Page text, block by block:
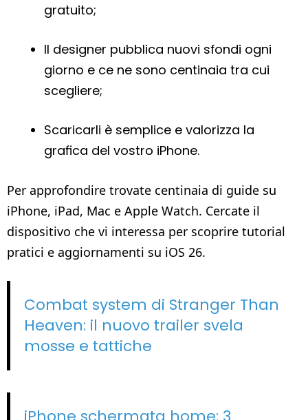
gratuito;
Il designer pubblica nuovi sfondi ogni
giorno e ce ne sono centinaia tra cui
scegliere;
Scaricarli è semplice e valorizza la
grafica del vostro iPhone.
Per approfondire trovate centinaia di guide su
iPhone, iPad, Mac e Apple Watch. Cercate il
dispositivo che vi interessa per scoprire tutorial
pratici e aggiornamenti su iOS 26.
Combat system di Stranger Than
Heaven: il nuovo trailer svela
mosse e tattiche